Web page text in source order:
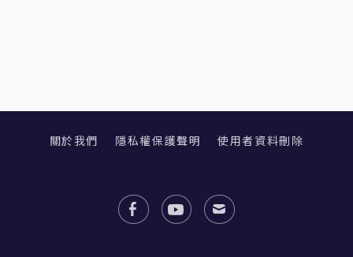
關於我們 隱私權保護聲明 使用者資料刪除